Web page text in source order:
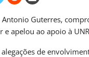
Antonio Guterres,
apelou ao apoio à
de
MATO GROSSO DO SUL
Avança Sobre Mato
E Provoca…